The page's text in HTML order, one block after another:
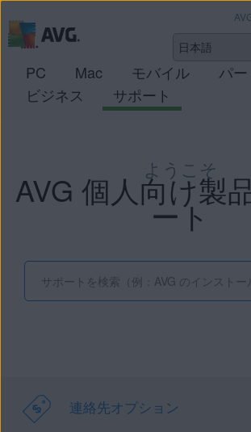
PC Mac モバイル
パ
ビジネス
サポート
ようこそ
AVG 個人向け製
ート
連絡先オプション